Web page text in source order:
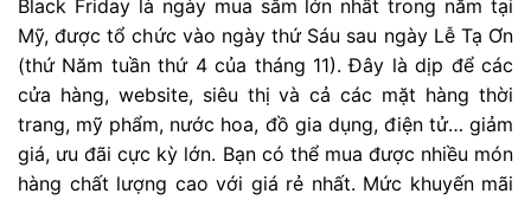
Black Friday là ngày mua sắm lớn nhất trong năm tại
Mỹ, được tổ chức vào ngày thứ Sáu sau ngày Lễ Tạ Ơn
(thứ Năm tuần thứ 4 của tháng 11). Đây là dịp để các
cửa hàng, website, siêu thị và cả các mặt hàng thời
trang, mỹ phẩm, nước hoa, đồ gia dụng, điện tử… giảm
giá, ưu đãi cực kỳ lớn. Bạn có thể mua được nhiều món
hàng chất lượng cao với giá rẻ nhất. Mức khuyến mãi